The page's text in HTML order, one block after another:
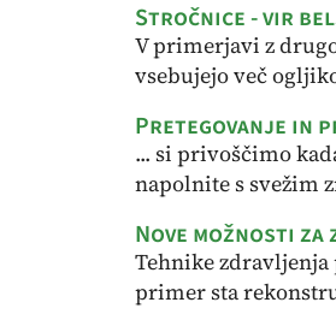
Stročnice - vir
V primerjavi z
vsebujejo več
Pretegovanje in
... si privoščimo
napolnite s svežim
Nove možnosti
Tehnike
primer sta